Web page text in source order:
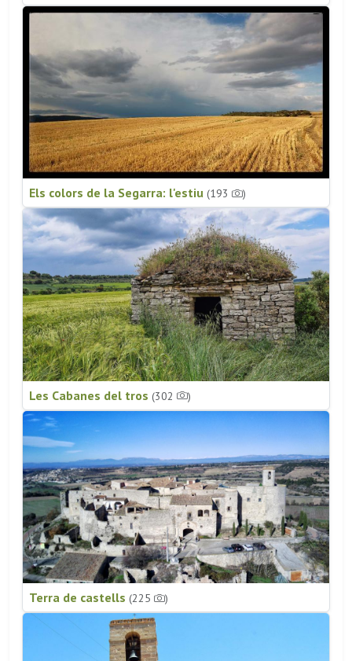
Els colors de la Segarra: l'estiu (193 )
Les Cabanes del tros (302 )
Terra de castells (225 )